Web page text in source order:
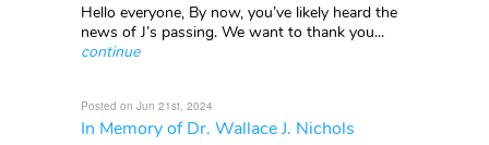
Hello everyone, By now, you’ve likely heard the
news of J’s passing. We want to thank you...
continue
Posted on Jun 21st, 2024
In Memory of Dr. Wallace J. Nichols